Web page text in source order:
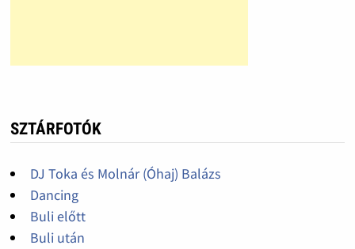
SZTÁRFOTÓK
DJ Toka és Molnár (Óhaj) Balázs
Dancing
Buli előtt
Buli után